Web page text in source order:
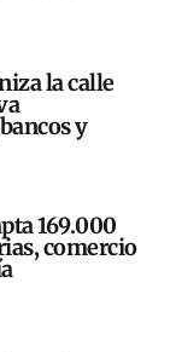
la calle
y
169.000
comercio